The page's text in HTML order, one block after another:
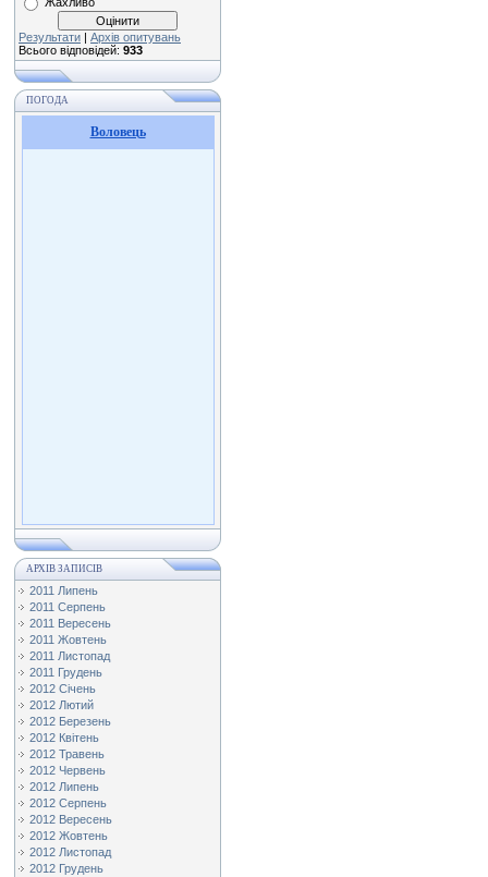
Результати | Архів опитувань
Всього відповідей: 933
ПОГОДА
Воловець
АРХІВ ЗАПИСІВ
2011 Липень
2011 Серпень
2011 Вересень
2011 Жовтень
2011 Листопад
2011 Грудень
2012 Січень
2012 Лютий
2012 Березень
2012 Квітень
2012 Травень
2012 Червень
2012 Липень
2012 Серпень
2012 Вересень
2012 Жовтень
2012 Листопад
2012 Грудень